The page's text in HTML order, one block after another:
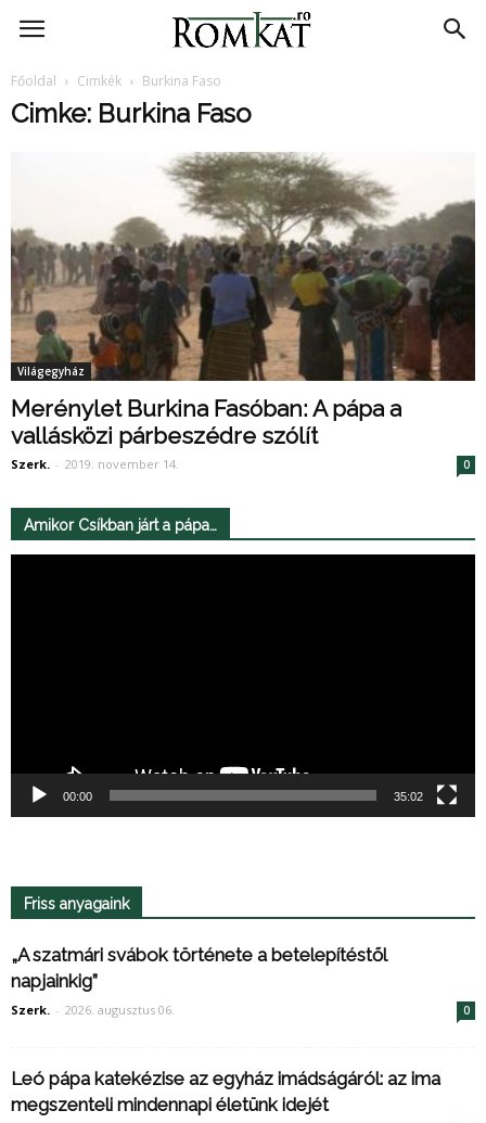
RomKat.ro
Főoldal Cimkék Burkina Faso
Cimke: Burkina Faso
Világegyház
Merénylet Burkina Fasóban: A pápa a
vallásközi párbeszédre szólít
Szerk. - 2019. november 14. 0
Amikor Csíkban járt a pápa…
00:00 35:02
Friss anyagaink
„A szatmári svábok története a betelepítéstől
napjainkig”
Szerk. - 2026. augusztus 06. 0
Leó pápa katekézise az egyház imádságáról: az ima
megszenteli mindennapi életünk idejét